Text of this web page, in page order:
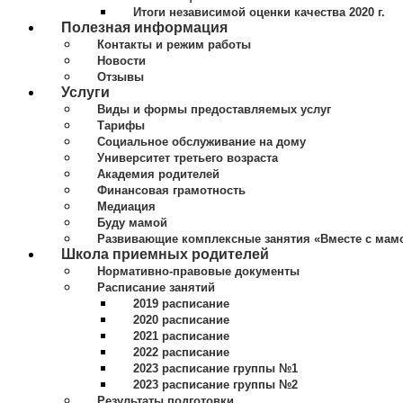
Итоги независимой оценки качества 2020 г.
Полезная информация
Контакты и режим работы
Новости
Отзывы
Услуги
Виды и формы предоставляемых услуг
Тарифы
Социальное обслуживание на дому
Университет третьего возраста
Академия родителей
Финансовая грамотность
Медиация
Буду мамой
Развивающие комплексные занятия «Вместе с
Школа приемных родителей
Нормативно-правовые документы
Расписание занятий
2019 расписание
2020 расписание
2021 расписание
2022 расписание
2023 расписание группы №1
2023 расписание группы №2